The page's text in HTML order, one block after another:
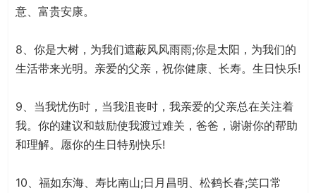
意、富贵安康。
8、你是大树，为我们遮蔽风风雨雨;你是太阳，为我们的
生活带来光明。亲爱的父亲，祝你健康、长寿。生日快乐!
9、当我忧伤时，当我沮丧时，我亲爱的父亲总在关注着
我。你的建议和鼓励使我渡过难关，爸爸，谢谢你的帮助
和理解。愿你的生日特别快乐!
10、福如东海、寿比南山;日月昌明、松鹤长春;笑口常